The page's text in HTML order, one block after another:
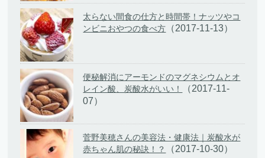
太らない間食の仕方と時間帯！ナッツやコ
ンビニおやつの食べ方 （2017-11-13）
便秘解消にアーモンドのマグネシウムとオ
レイン酸、炭酸水がいい！
（2017-11-
07）
菅野美穂さんの美容法・健康法｜炭酸水が
赤ちゃん肌の秘訣！？
（2017-10-30）